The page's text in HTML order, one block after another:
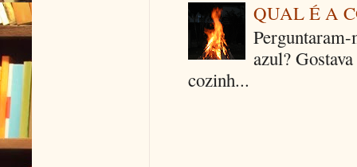
QUAL É A
azul?
cozinh...